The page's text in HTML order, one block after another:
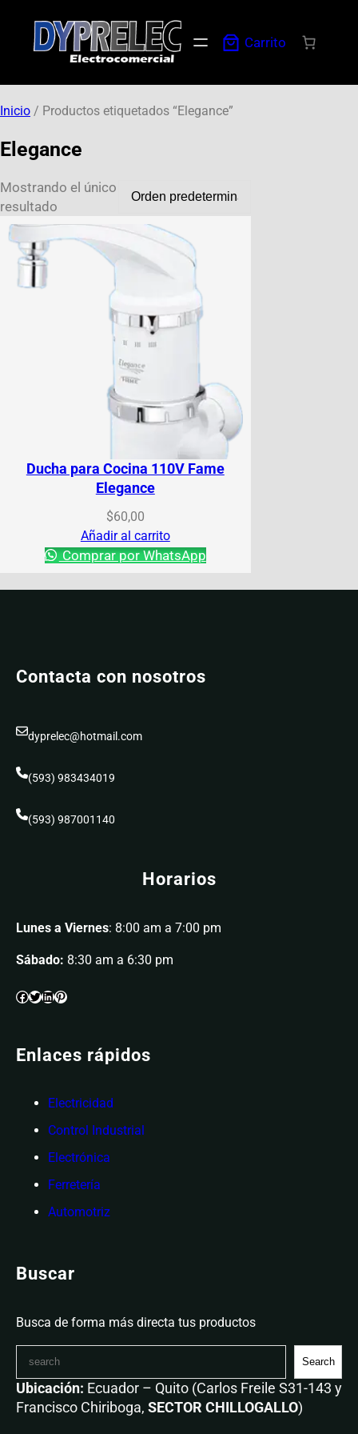
Carrito
Inicio / Productos etiquetados “Elegance”
Elegance
Mostrando el único
resultado
Ducha para Cocina 110V Fame
Elegance
$60,00
Añadir al carrito
Comprar por WhatsApp
Contacta con nosotros
dyprelec@hotmail.com
(593) 983434019
(593) 987001140
Horarios
Lunes a Viernes: 8:00 am a 7:00 pm
Sábado: 8:30 am a 6:30 pm
Enlaces rápidos
Electricidad
Control Industrial
Electrónica
Ferretería
Automotriz
Buscar
Busca de forma más directa tus productos
Search
Ubicación: Ecuador – Quito (Carlos Freile S31-143 y
Francisco Chiriboga, SECTOR CHILLOGALLO)